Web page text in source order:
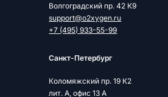
Волгоградский пр. 42 К9
support@o2xygen.ru
+7 (495) 933-55-99
Cанкт-Петербург
Коломяжский пр. 19 К2
лит. А, офис 13 А